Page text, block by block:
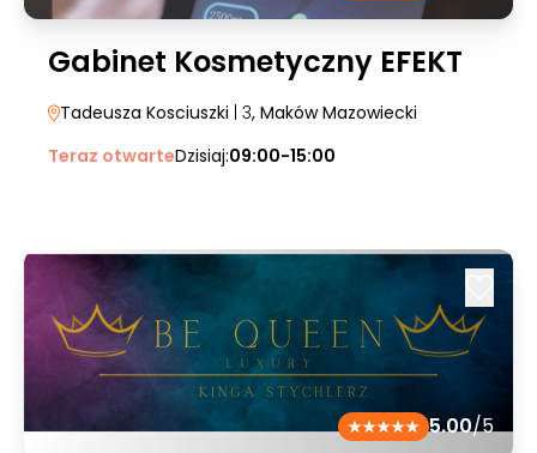
Gabinet Kosmetyczny EFEKT
Tadeusza Kosciuszki | 3, Maków Mazowiecki
Teraz otwarteDzisiaj:09:00-15:00
5.00/5